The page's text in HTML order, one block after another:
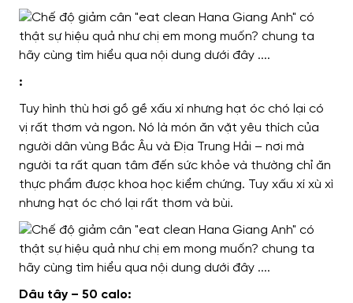
:
Tuy hình thù hơi gồ gề xấu xí nhưng hạt óc chó lại có
vị rất thơm và ngon. Nó là món ăn vặt yêu thích của
người dân vùng Bắc Âu và Địa Trung Hải – nơi mà
người ta rất quan tâm đến sức khỏe và thường chỉ ăn
thực phẩm được khoa học kiểm chứng. Tuy xấu xí xù xì
nhưng hạt óc chó lại rất thơm và bùi.
Dâu tây – 50 calo: